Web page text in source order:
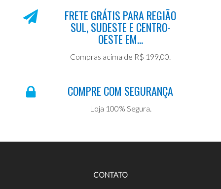
FRETE GRÁTIS PARA REGIÃO
SUL, SUDESTE E CENTRO-
OESTE EM...
Compras acima de R$ 199,00.
COMPRE COM SEGURANÇA
Loja 100% Segura.
CONTATO